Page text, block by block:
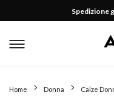
Spedizione
Home Donna Calze